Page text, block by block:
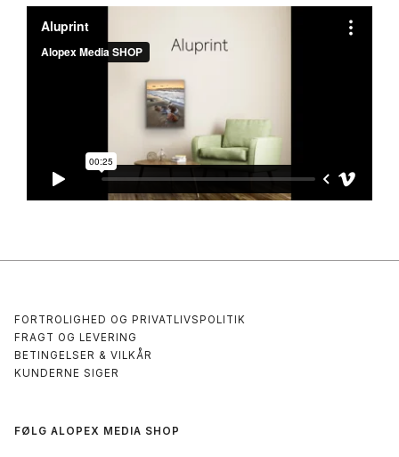
FORTROLIGHED OG PRIVATLIVSPOLITIK
FRAGT OG LEVERING
BETINGELSER & VILKÅR
KUNDERNE SIGER
FØLG ALOPEX MEDIA SHOP